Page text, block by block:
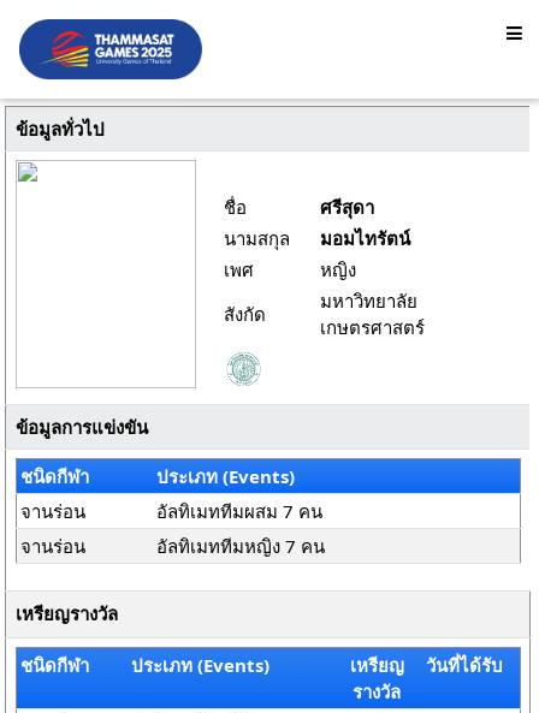
ข้อมูลทั่วไป
ชื่อ
ศรีสุดา
นามสกุล
มอมไทรัตน์
เพศ
หญิง
สังกัด
มหาวิทยาลัย
เกษตรศาสตร์
ข้อมูลการแข่งขัน
ชนิดกีฬา
ประเภท (Events)
จานร่อน
อัลทิเมททีมผสม 7 คน
จานร่อน
อัลทิเมททีมหญิง 7 คน
เหรียญรางวัล
ชนิดกีฬา ประเภท (Events)
เหรียญ
รางวัล
วันที่ได้รับ